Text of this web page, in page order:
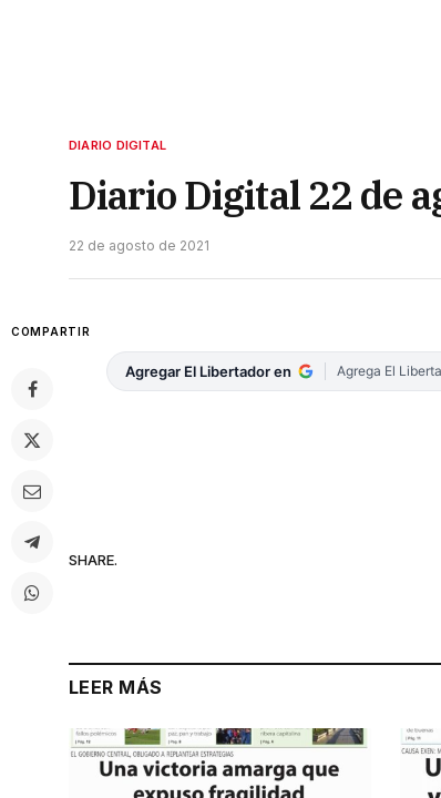
DIARIO DIGITAL
Diario Digital 22 de
22 de agosto de 2021
COMPARTIR
Agregar El Libertador en Agrega El
SHARE.
LEER MÁS